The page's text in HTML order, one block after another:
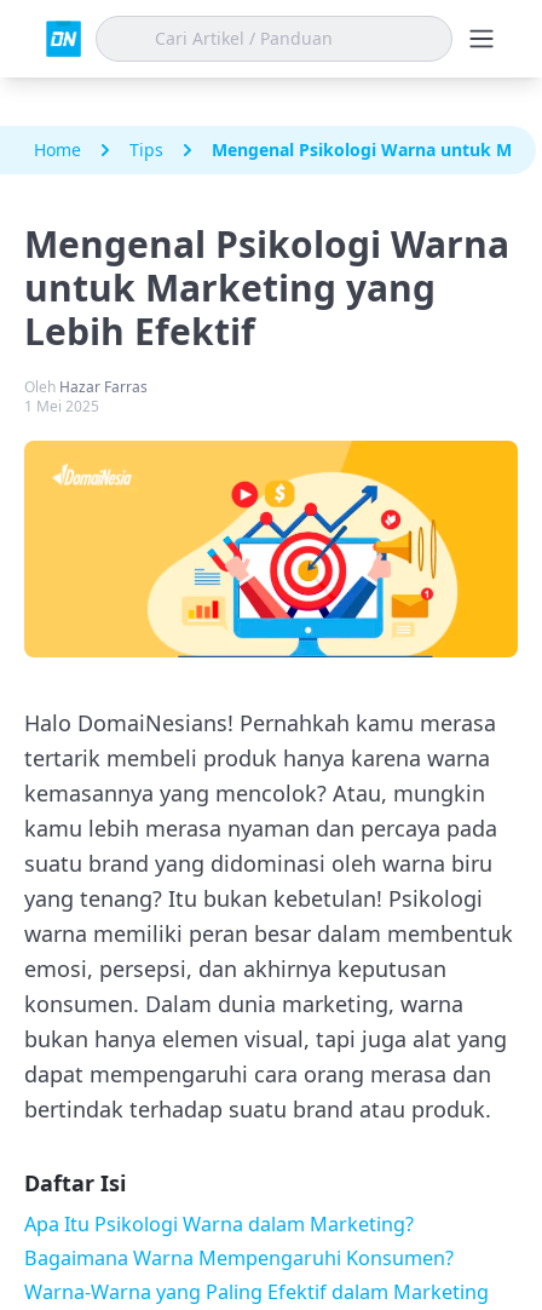
Home Tips Mengenal Psikologi Warna untuk
Mengenal Psikologi Warna
untuk Marketing yang
Lebih Efektif
Oleh Hazar Farras
1 Mei 2025
Halo DomaiNesians! Pernahkah kamu merasa
tertarik membeli produk hanya karena warna
kemasannya yang mencolok? Atau, mungkin
kamu lebih merasa nyaman dan percaya pada
suatu brand yang didominasi oleh warna biru
yang tenang? Itu bukan kebetulan! Psikologi
warna memiliki peran besar dalam membentuk
emosi, persepsi, dan akhirnya keputusan
konsumen. Dalam dunia marketing, warna
bukan hanya elemen visual, tapi juga alat yang
dapat mempengaruhi cara orang merasa dan
bertindak terhadap suatu brand atau produk.
Daftar Isi
Apa Itu Psikologi Warna dalam Marketing?
Bagaimana Warna Mempengaruhi Konsumen?
Warna-Warna yang Paling Efektif dalam Marketing